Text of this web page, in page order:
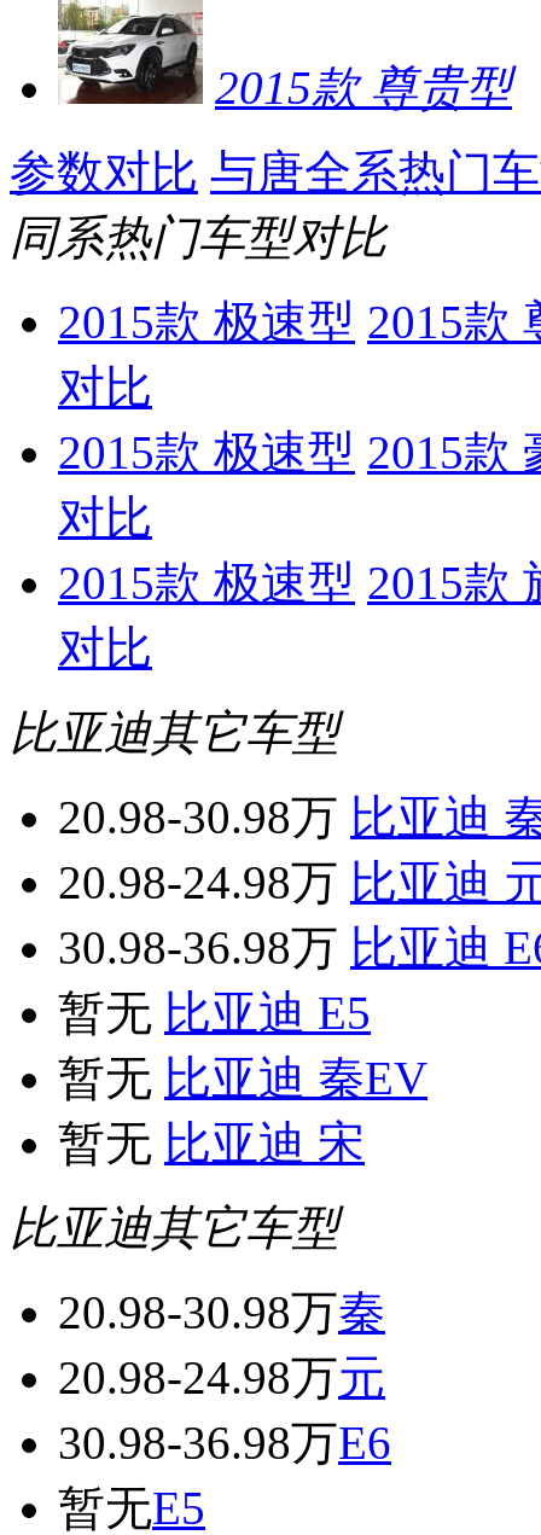
2015款 尊贵型
参数对比 与唐全系热门
同系热门车型对比
2015款 极速型 2015款
对比
2015款 极速型 2015款
对比
2015款 极速型 2015款
对比
比亚迪其它车型
20.98-30.98万 比亚迪
20.98-24.98万 比亚迪
30.98-36.98万 比亚迪
暂无 比亚迪 E5
暂无 比亚迪 秦EV
暂无 比亚迪 宋
比亚迪其它车型
20.98-30.98万秦
20.98-24.98万元
30.98-36.98万E6
暂无E5